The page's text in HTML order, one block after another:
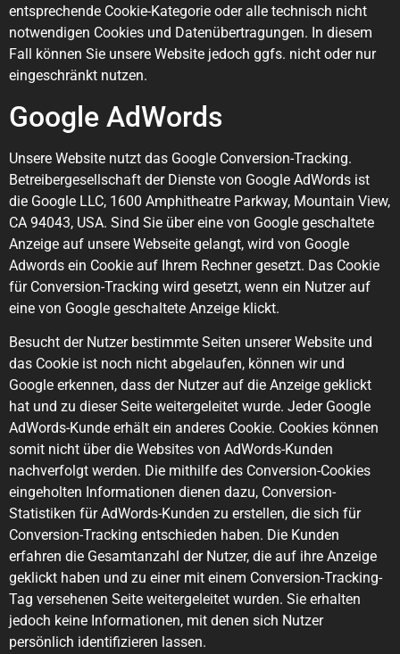
entsprechende Cookie-Kategorie oder alle technisch nicht
notwendigen Cookies und Datenübertragungen. In diesem
Fall können Sie unsere Website jedoch ggfs. nicht oder nur
eingeschränkt nutzen.
Google AdWords
Unsere Website nutzt das Google Conversion-Tracking.
Betreibergesellschaft der Dienste von Google AdWords ist
die Google LLC, 1600 Amphitheatre Parkway, Mountain View,
CA 94043, USA. Sind Sie über eine von Google geschaltete
Anzeige auf unsere Webseite gelangt, wird von Google
Adwords ein Cookie auf Ihrem Rechner gesetzt. Das Cookie
für Conversion-Tracking wird gesetzt, wenn ein Nutzer auf
eine von Google geschaltete Anzeige klickt.
Besucht der Nutzer bestimmte Seiten unserer Website und
das Cookie ist noch nicht abgelaufen, können wir und
Google erkennen, dass der Nutzer auf die Anzeige geklickt
hat und zu dieser Seite weitergeleitet wurde. Jeder Google
AdWords-Kunde erhält ein anderes Cookie. Cookies können
somit nicht über die Websites von AdWords-Kunden
nachverfolgt werden. Die mithilfe des Conversion-Cookies
eingeholten Informationen dienen dazu, Conversion-
Statistiken für AdWords-Kunden zu erstellen, die sich für
Conversion-Tracking entschieden haben. Die Kunden
erfahren die Gesamtanzahl der Nutzer, die auf ihre Anzeige
geklickt haben und zu einer mit einem Conversion-Tracking-
Tag versehenen Seite weitergeleitet wurden. Sie erhalten
jedoch keine Informationen, mit denen sich Nutzer
persönlich identifizieren lassen.